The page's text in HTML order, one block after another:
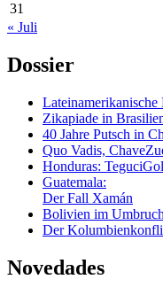
31
« Juli
Dossier
Zikapiade in
40 Jahre Putsch in
Quo Vadis,
Honduras:
Guatemala:
Der Fall Xamán
Bolivien im Umbruch
Der
Novedades